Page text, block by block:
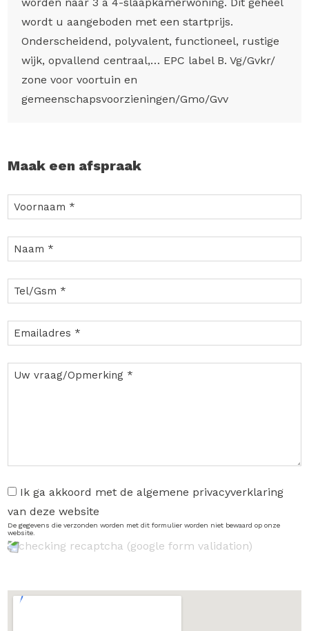
wordt u aangeboden met een startprijs.
Onderscheidend, polyvalent, functioneel, rustige
wijk, opvallend centraal,… EPC label B. Vg/Gvkr/
zone voor voortuin en
gemeenschapsvoorzieningen/Gmo/Gvv
Maak een afspraak
Ik ga akkoord met de algemene privacyverklaring
van deze website
De gegevens die verzonden worden met dit formulier worden niet bewaard op onze
website.
checking recaptcha (google form validation)